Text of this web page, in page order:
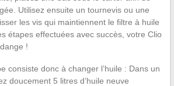
Utilisez ensuite un tournevis ou une
les vis qui maintiennent le filtre à huile
étapes effectuées avec succès, votre Clio
!
consiste donc à changer l’huile : Dans un
doucement 5 litres d’huile neuve